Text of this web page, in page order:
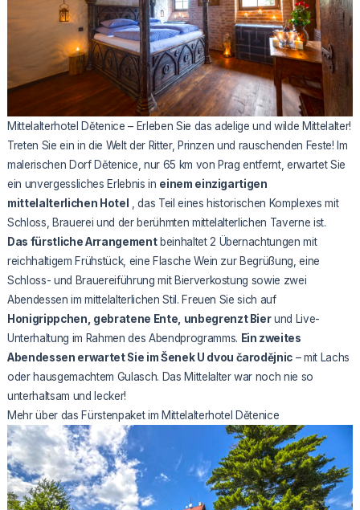
Mittelalterhotel Dětenice – Erleben Sie das adelige und wilde Mittelalter!
Treten Sie ein in die Welt der Ritter, Prinzen und rauschenden Feste! Im
malerischen Dorf Dětenice, nur 65 km von Prag entfernt, erwartet Sie
ein unvergessliches Erlebnis in einem einzigartigen
mittelalterlichen Hotel , das Teil eines historischen Komplexes mit
Schloss, Brauerei und der berühmten mittelalterlichen Taverne ist.
Das fürstliche Arrangementbeinhaltet 2 Übernachtungen mit
reichhaltigem Frühstück, eine Flasche Wein zur Begrüßung, eine
Schloss- und Brauereiführung mit Bierverkostung sowie zwei
Abendessen im mittelalterlichen Stil. Freuen Sie sich auf
Honigrippchen, gebratene Ente, unbegrenzt Bierund Live-
Unterhaltung im Rahmen des Abendprogramms. Ein zweites
Abendessen erwartet Sie im Šenek U dvou čarodějnic – mit Lachs
oder hausgemachtem Gulasch. Das Mittelalter war noch nie so
unterhaltsam und lecker!
Mehr über das Fürstenpaket im Mittelalterhotel Dětenice